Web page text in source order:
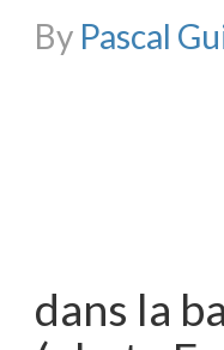
By Pascal
dans la